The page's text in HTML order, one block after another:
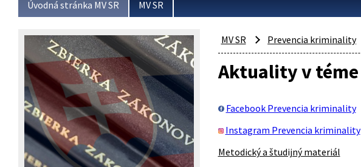
Úvodná stránka MV SR MV SR
MV SR Prevencia kriminality
Aktuality v téme
Facebook Prevencia kriminality
Instagram Prevencia kriminality
Metodický a študijný materiál